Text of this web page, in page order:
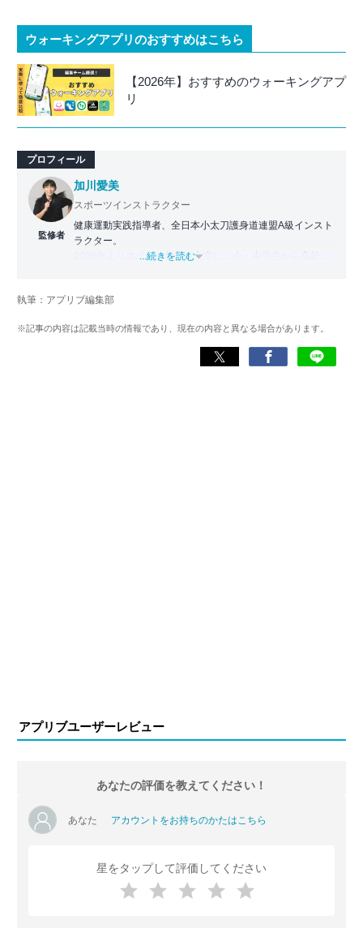
ウォーキングアプリのおすすめはこちら
【2026年】おすすめのウォーキングアプ
リ
プロフィール
監修者
加川愛美
スポーツインストラクター
健康運動実践指導者、全日本小太刀護身道連盟A級インスト
ラクター。
2006年よりスポーツ教室を主宰し、小・中学生から高齢者
日常生活をより豊かにするヘルスケアアプリの活用法を、
メディアや講演を通じて広く発信している。
...続きを読む
執筆：アプリブ編集部
※記事の内容は記載当時の情報であり、現在の内容と異なる場合があります。
アプリブユーザーレビュー
あなたの評価を教えてください！
あなた アカウントをお持ちのかたはこちら
星をタップして評価してください